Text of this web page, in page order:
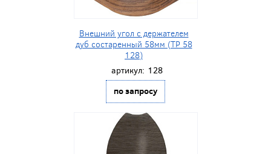
Внешний угол с держателем
дуб состаренный 58мм (ТР 58
128)
артикул: 128
по запросу